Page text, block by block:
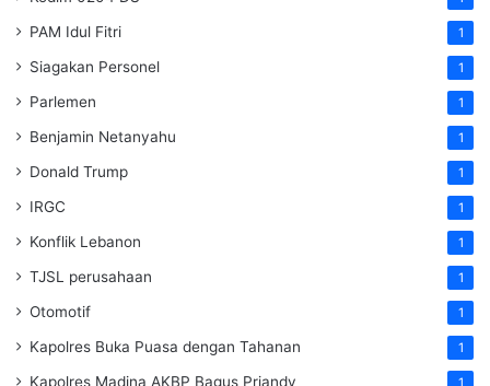
PAM Idul Fitri 1
Siagakan Personel 1
Parlemen 1
Benjamin Netanyahu 1
Donald Trump 1
IRGC 1
Konflik Lebanon 1
TJSL perusahaan 1
Otomotif 1
Kapolres Buka Puasa dengan Tahanan 1
Kapolres Madina AKBP Bagus Priandy 1